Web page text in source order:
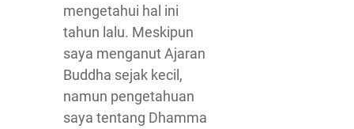
mengetahui hal ini
tahun lalu. Meskipun
saya menganut Ajaran
Buddha sejak kecil,
namun pengetahuan
saya tentang Dhamma